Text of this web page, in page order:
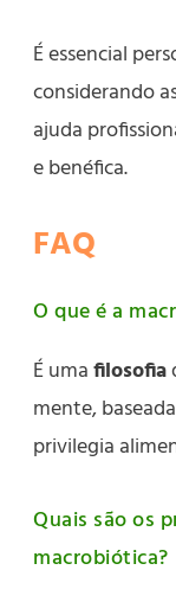
É essencial
considerando
ajuda
e benéfica.
FAQ
O que é a
É umafilosofia
mente,
privilegia
Quais são os
macrobiótica?